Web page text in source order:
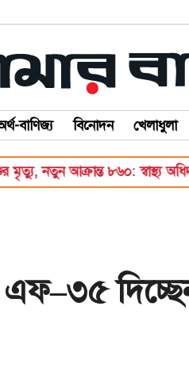
বাণিজ্য বিনোদন খেলাধুলা
আক্রান্ত ৮৬০: স্বাস্থ্য অধিদপ্তর